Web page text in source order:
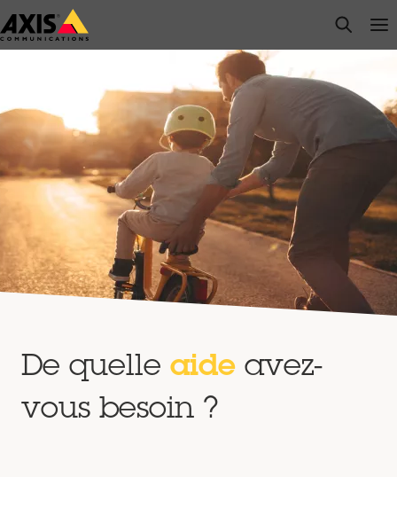
Passer
au
open
De quelle aide avez-
vous besoin ?